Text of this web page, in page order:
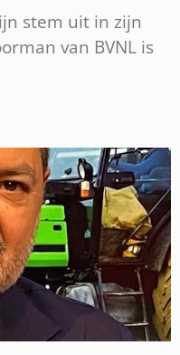
stem uit in zijn
van BVNL is